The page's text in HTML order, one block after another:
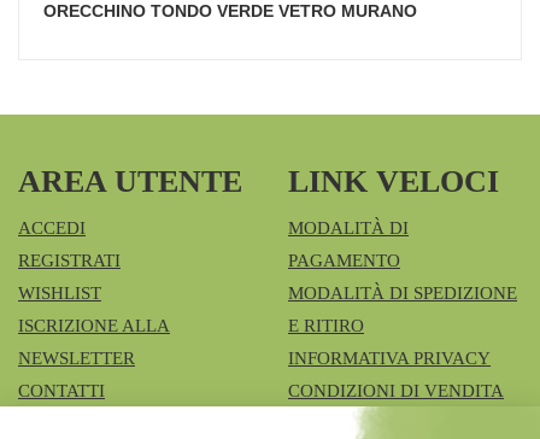
ORECCHINO TONDO VERDE VETRO MURANO
AREA UTENTE
ACCEDI
REGISTRATI
WISHLIST
ISCRIZIONE ALLA
NEWSLETTER
CONTATTI
LINK VELOCI
MODALITÀ DI
PAGAMENTO
MODALITÀ DI SPEDIZIONE
E RITIRO
INFORMATIVA PRIVACY
CONDIZIONI DI VENDITA
COOKIE POLICY